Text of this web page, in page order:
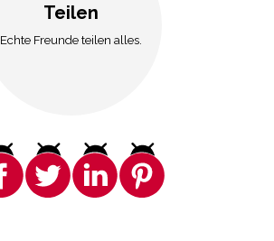
Teilen
Echte Freunde teilen alles.